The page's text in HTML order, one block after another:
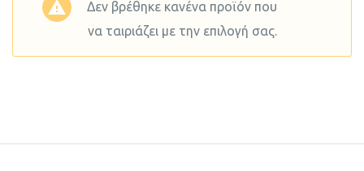
Δεν βρέθηκε κανένα προϊόν που
να ταιριάζει με την επιλογή σας.